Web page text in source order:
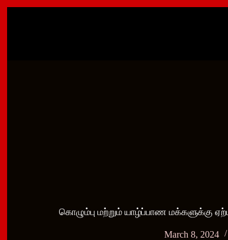
கொழும்பு மற்றும் யாழ்ப்பாண மக்களுக்கு
March 8, 2024